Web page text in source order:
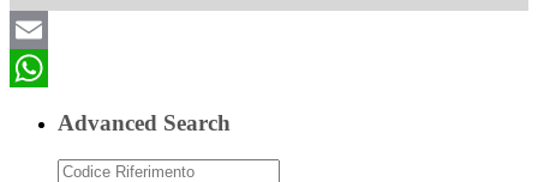
Email
Advanced Search